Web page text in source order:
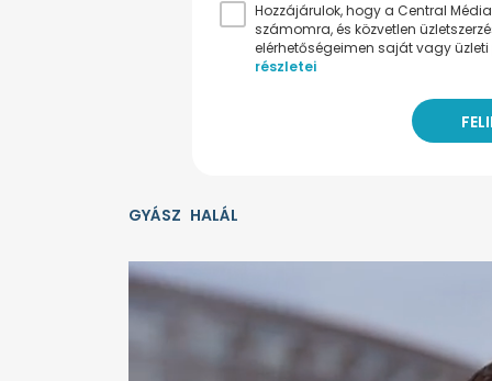
Hozzájárulok, hogy a Central
számomra, és közvetlen
elérhetőségeimen saját vagy
részletei
GYÁSZ HALÁL